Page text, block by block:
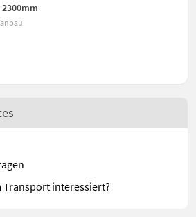
2300mm
Transport interessiert?